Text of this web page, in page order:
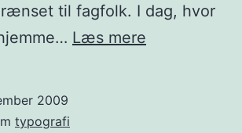
til fagfolk. I dag, hvor
Læs mere
2009
typografi